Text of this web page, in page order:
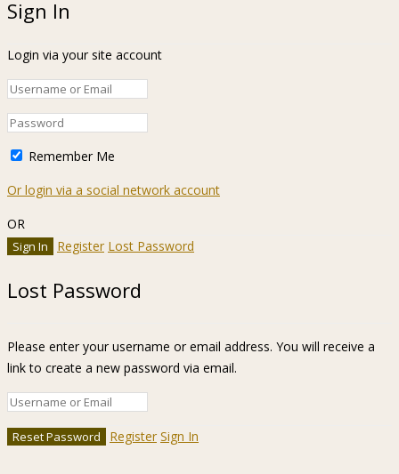
Sign In
Login via your site account
Remember Me
Or login via a social network account
OR
Register Lost Password
Lost Password
Please enter your username or email address. You will receive a
link to create a new password via email.
Register Sign In